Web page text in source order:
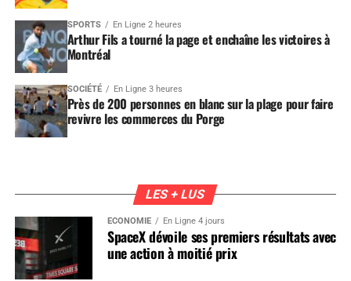
SPORTS En Ligne 2 heures
Arthur Fils a tourné la page et enchaîne les victoires à
Montréal
SOCIÉTÉ En Ligne 3 heures
Près de 200 personnes en blanc sur la plage pour faire
revivre les commerces du Porge
LES + LUS
ÉCONOMIE En Ligne 4 jours
SpaceX dévoile ses premiers résultats avec
une action à moitié prix